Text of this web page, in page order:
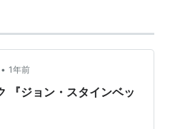
• 1年前
『ジョン・スタインベッ